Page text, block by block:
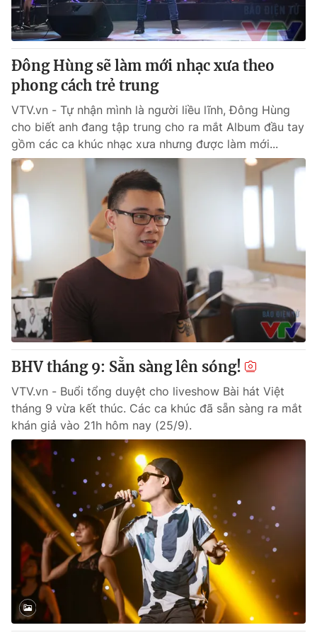
® Cấm sao chép dưới mọi hình thức nếu không có sự chấp
thông tin từ website này.
Đông Hùng sẽ làm mới nhạc xưa theo
phong cách trẻ trung
VTV.vn - Tự nhận mình là người liều lĩnh, Đông Hùng
cho biết anh đang tập trung cho ra mắt Album đầu tay
gồm các ca khúc nhạc xưa nhưng được làm mới...
BHV tháng 9: Sẵn sàng lên sóng!
VTV.vn - Buổi tổng duyệt cho liveshow Bài hát Việt
tháng 9 vừa kết thúc. Các ca khúc đã sẵn sàng ra mắt
khán giả vào 21h hôm nay (25/9).